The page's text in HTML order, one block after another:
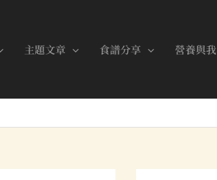
主題文章 食譜分享 營養與我